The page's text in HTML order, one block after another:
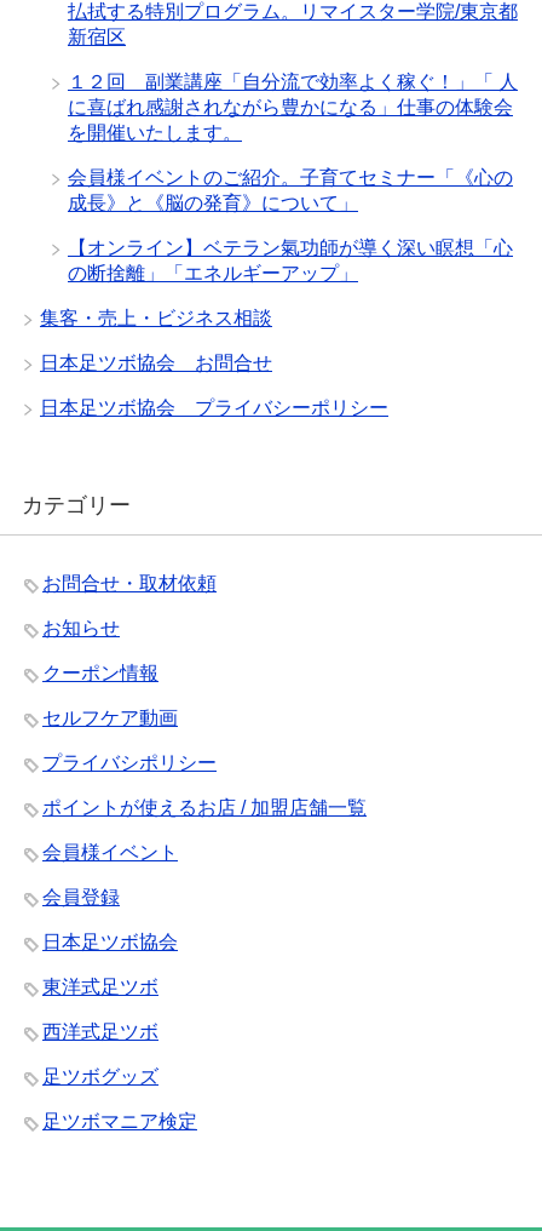
払拭する特別プログラム。リマイスター学院/東京都
新宿区
１２回 副業講座「自分流で効率よく稼ぐ！」「 人
に喜ばれ感謝されながら豊かになる」仕事の体験会
を開催いたします。
会員様イベントのご紹介。子育てセミナー「《心の
成長》と《脳の発育》について」
【オンライン】ベテラン氣功師が導く深い瞑想「心
の断捨離」「エネルギーアップ」
集客・売上・ビジネス相談
日本足ツボ協会 お問合せ
日本足ツボ協会 プライバシーポリシー
カテゴリー
お問合せ・取材依頼
お知らせ
クーポン情報
セルフケア動画
プライバシポリシー
ポイントが使えるお店 / 加盟店舗一覧
会員様イベント
会員登録
日本足ツボ協会
東洋式足ツボ
西洋式足ツボ
足ツボグッズ
足ツボマニア検定